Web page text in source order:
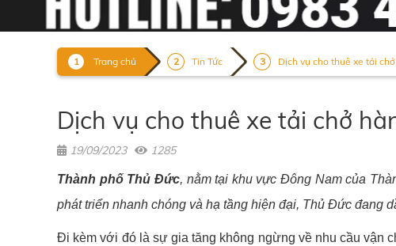
Trang chủ Tin Tức Dịch vụ cho thuê xe tải
Dịch vụ cho thuê xe tải chở
19/09/2023 1285
Thành phố Thủ Đức, nằm tại khu vực Đông Nam của
phát triển nhanh chóng và hạ tầng hiện đại, Thủ Đức đang
Đi kèm với đó là sự gia tăng không ngừng về nhu cầu vận